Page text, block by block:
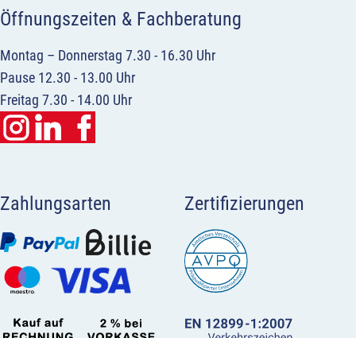
Öffnungszeiten & Fachberatung
Montag – Donnerstag 7.30 - 16.30 Uhr
Pause 12.30 - 13.00 Uhr
Freitag 7.30 - 14.00 Uhr
Zahlungsarten Zertifizierungen